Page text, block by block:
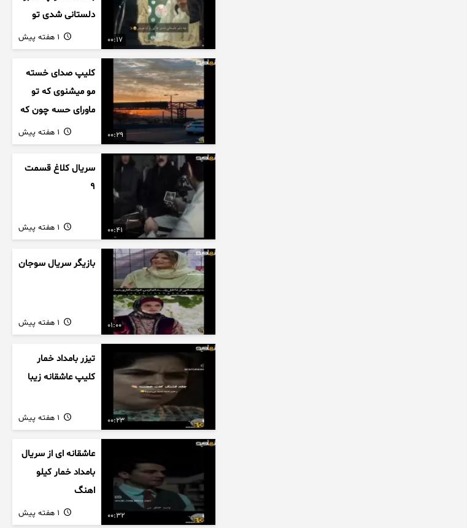
00:17
دلستانی شدی تو
این بزک عروس..
00:29
کلیپ صدای خسته
مو میشنوی که تو
ماورای حسه چون که
داریم می رسیم به
اخرای قصه
00:41
سریال کلاغ قسمت
9
01:00
بازیگر سریال سوجان
00:23
تیزر بامداد خمار
کلیپ عاشقانه زیبا
00:32
عاشقانه ای از سریال
بامداد خمار کیلو
اهنگ